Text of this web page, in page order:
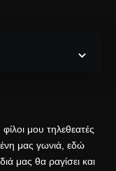
μου τηλεθεατές
μας γωνιά, εδώ
μας θα ραγίσει και